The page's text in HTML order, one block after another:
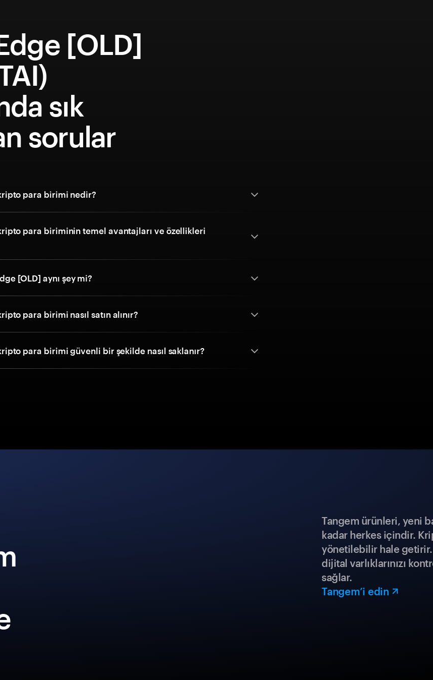
[OLD]
sık
sorular
para birimi nedir?
para biriminin temel avantajları ve özellikleri
[OLD] aynı şey mi?
para birimi nasıl satın alınır?
para birimi güvenli bir şekilde nasıl saklanır?
Tangem ürünleri, yeni
kadar herkes içindir.
yönetilebilir hale
dijital varlıklarınızı
sağlar.
Tangem’i edin